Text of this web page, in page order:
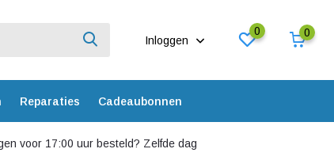
Inloggen
0 0
Reparaties Cadeaubonnen
voor 17:00 uur besteld? Zelfde dag